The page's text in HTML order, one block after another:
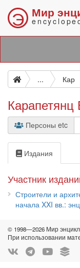
Э Мир
... Кар
Карапетянц
Персоны etc
Издания
Участник
Строители и
начала XXI вв.:
© 1998—2026 Мир
При использовании